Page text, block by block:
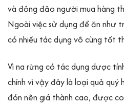
và đông đảo người mua hàng
Ngoài việc sử dụng để ăn như
có nhiều tác dụng vô cùng tốt
Vì na rừng có tác dụng dược
chính vì vậy đây là loại quả quý
đón nên giá thành cao, được